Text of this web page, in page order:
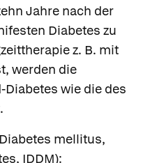
Jahre nach der
Diabetes zu
z. B. mit
werden die
wie die des
mellitus,
IDDM):